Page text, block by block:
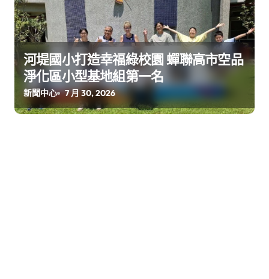
河堤國小打造幸福綠校園 蟬聯高市空品
淨化區小型基地組第一名
新聞中心 7 月 30, 2026